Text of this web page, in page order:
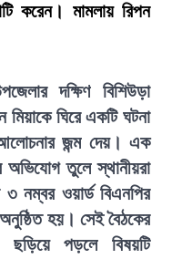
করেন। মামলায় রিপন
দক্ষিণ বিশিউড়া
মিয়াকে ঘিরে একটি ঘটনা
জন্ম দেয়। এক
অভিযোগ তুলে স্থানীয়রা
নম্বর ওয়ার্ড বিএনপির
হয়। সেই বৈঠকের
ছড়িয়ে পড়লে বিষয়টি